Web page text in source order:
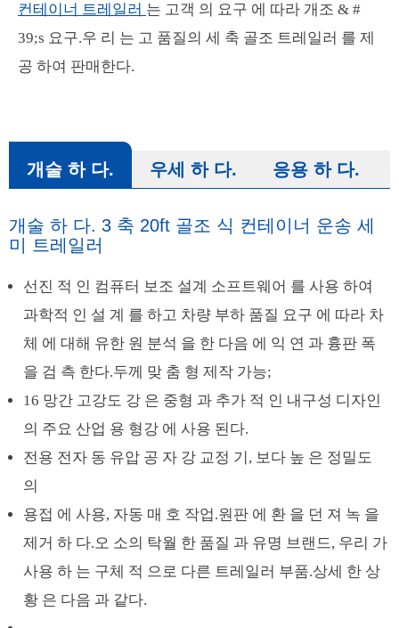
컨테이너 트레일러 는 고객 의 요구 에 따라 개조 & #
39;s 요구.우 리 는 고 품질의 세 축 골조 트레일러 를 제
공 하여 판매한다.
개술 하 다. 우세 하 다. 응용 하 다.
개술 하 다. 3 축 20ft 골조 식 컨테이너 운송 세
미 트레일러
선진 적 인 컴퓨터 보조 설계 소프트웨어 를 사용 하여
과학적 인 설 계 를 하고 차량 부하 품질 요구 에 따라 차
체 에 대해 유한 원 분석 을 한 다음 에 익 연 과 흉판 폭
을 검 측 한다.두께 맞 춤 형 제작 가능;
16 망간 고강도 강 은 중형 과 추가 적 인 내구성 디자인
의 주요 산업 용 형강 에 사용 된다.
전용 전자 동 유압 공 자 강 교정 기, 보다 높 은 정밀도
의
용접 에 사용, 자동 매 호 작업.원판 에 환 을 던 져 녹 을
제거 하 다.오 소의 탁월 한 품질 과 유명 브랜드, 우리 가
사용 하 는 구체 적 으로 다른 트레일러 부품.상세 한 상
황 은 다음 과 같다.